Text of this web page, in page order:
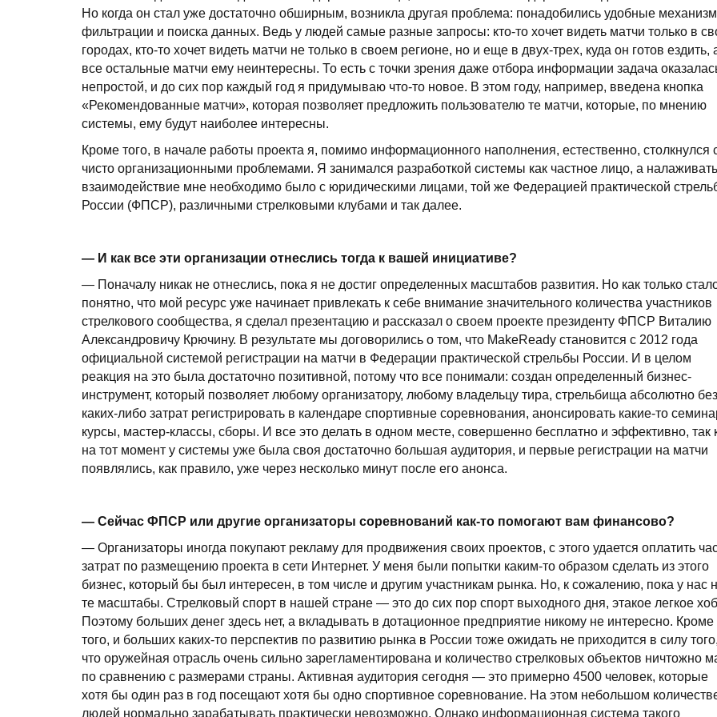
Но когда он стал уже достаточно обширным, возникла другая проблема: понадобились удобные
фильтрации и поиска данных. Ведь у людей самые разные запросы: кто-то хочет видеть матчи только в
городах, кто-то хочет видеть матчи не только в своем регионе, но и еще в двух-трех, куда он готов ездить,
все остальные матчи ему неинтересны. То есть с точки зрения даже отбора информации задача
непростой, и до сих пор каждый год я придумываю что-то новое. В этом году, например, введена кнопка
«Рекомендованные матчи», которая позволяет предложить пользователю те матчи, которые, по мнению
системы, ему будут наиболее интересны.
Кроме того, в начале работы проекта я, помимо информационного наполнения, естественно, столкнулся
чисто организационными проблемами. Я занимался разработкой системы как частное лицо, а налаживать
взаимодействие мне необходимо было с юридическими лицами, той же Федерацией практической
России (ФПСР), различными стрелковыми клубами и так далее.
— И как все эти организации отнеслись тогда к вашей инициативе?
— Поначалу никак не отнеслись, пока я не достиг определенных масштабов развития. Но как только
понятно, что мой ресурс уже начинает привлекать к себе внимание значительного количества участников
стрелкового сообщества, я сделал презентацию и рассказал о своем проекте президенту ФПСР Виталию
Александровичу Крючину. В результате мы договорились о том, что MakeReady становится с 2012 года
официальной системой регистрации на матчи в Федерации практической стрельбы России. И в целом
реакция на это была достаточно позитивной, потому что все понимали: создан определенный бизнес-
инструмент, который позволяет любому организатору, любому владельцу тира, стрельбища абсолютно без
каких-либо затрат регистрировать в календаре спортивные соревнования, анонсировать какие-то
курсы, мастер-классы, сборы. И все это делать в одном месте, совершенно бесплатно и эффективно, так
на тот момент у системы уже была своя достаточно большая аудитория, и первые регистрации на матчи
появлялись, как правило, уже через несколько минут после его анонса.
— Сейчас ФПСР или другие организаторы соревнований как-то помогают вам финансово?
— Организаторы иногда покупают рекламу для продвижения своих проектов, с этого удается оплатить
затрат по размещению проекта в сети Интернет. У меня были попытки каким-то образом сделать из этого
бизнес, который бы был интересен, в том числе и другим участникам рынка. Но, к сожалению, пока у нас
те масштабы. Стрелковый спорт в нашей стране — это до сих пор спорт выходного дня, этакое легкое
Поэтому больших денег здесь нет, а вкладывать в дотационное предприятие никому не интересно. Кроме
того, и больших каких-то перспектив по развитию рынка в России тоже ожидать не приходится в силу того,
что оружейная отрасль очень сильно зарегламентирована и количество стрелковых объектов ничтожно
по сравнению с размерами страны. Активная аудитория сегодня — это примерно 4500 человек, которые
хотя бы один раз в год посещают хотя бы одно спортивное соревнование. На этом небольшом
людей нормально зарабатывать практически невозможно. Однако информационная система такого